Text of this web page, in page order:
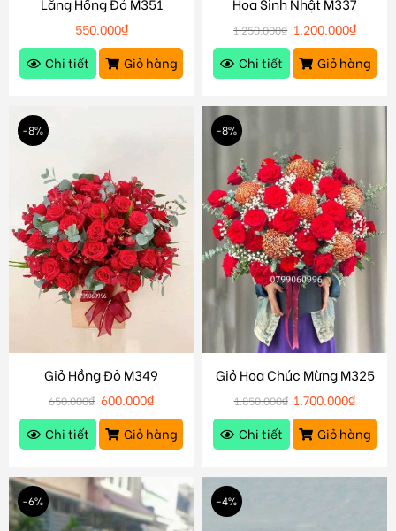
550.000₫
Chi tiết
Giỏ hàng
1.250.000₫ 1.200.000₫
Chi tiết
Giỏ hàng
-8%
Giỏ Hồng Đỏ M349
650.000₫ 600.000₫
Chi tiết
Giỏ hàng
-8%
Giỏ Hoa Chúc Mừng M325
1.850.000₫ 1.700.000₫
Chi tiết
Giỏ hàng
-6% -4%